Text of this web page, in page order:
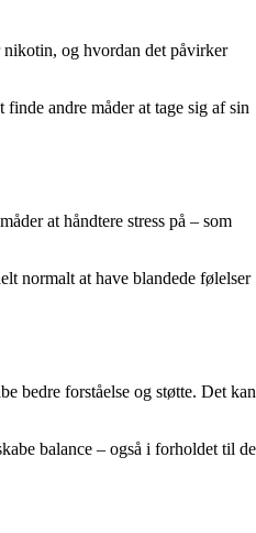
og hvordan det påvirker
andre måder at tage sig af sin
at håndtere stress på – som
normalt at have blandede følelser
bedre forståelse og støtte. Det kan
balance – også i forholdet til de